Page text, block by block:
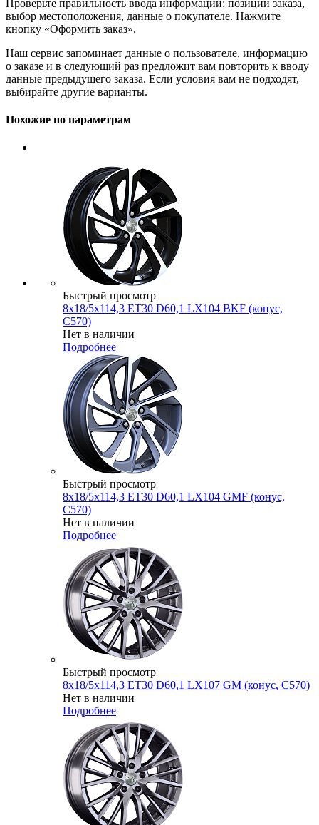
Проверьте правильность ввода информации: позиции заказа,
выбор местоположения, данные о покупателе. Нажмите
кнопку «Оформить заказ».
Наш сервис запоминает данные о пользователе, информацию
о заказе и в следующий раз предложит вам повторить к вводу
данные предыдущего заказа. Если условия вам не подходят,
выбирайте другие варианты.
Похожие по параметрам
Быстрый просмотр
8x18/5x114,3 ET30 D60,1 LX104 BKF (конус,
C570)
Нет в наличии
Подробнее
Быстрый просмотр
8x18/5x114,3 ET30 D60,1 LX104 GMF (конус,
C570)
Нет в наличии
Подробнее
Быстрый просмотр
8x18/5x114,3 ET30 D60,1 LX107 GM (конус, C570)
Нет в наличии
Подробнее